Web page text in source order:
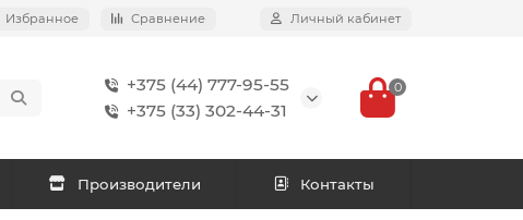
Избранное Сравнение Личный кабинет
+375 (44) 777-95-55
+375 (33) 302-44-31
0
Производители Контакты